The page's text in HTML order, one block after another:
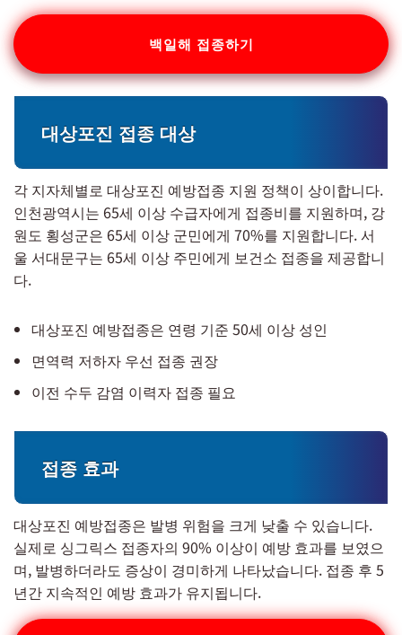
백일해 접종하기
대상포진 접종 대상
각 지자체별로 대상포진 예방접종 지원 정책이 상이합니다.
인천광역시는 65세 이상 수급자에게 접종비를 지원하며, 강
원도 횡성군은 65세 이상 군민에게 70%를 지원합니다. 서
울 서대문구는 65세 이상 주민에게 보건소 접종을 제공합니
다.
대상포진 예방접종은 연령 기준 50세 이상 성인
면역력 저하자 우선 접종 권장
이전 수두 감염 이력자 접종 필요
접종 효과
대상포진 예방접종은 발병 위험을 크게 낮출 수 있습니다.
실제로 싱그릭스 접종자의 90% 이상이 예방 효과를 보였으
며, 발병하더라도 증상이 경미하게 나타났습니다. 접종 후 5
년간 지속적인 예방 효과가 유지됩니다.